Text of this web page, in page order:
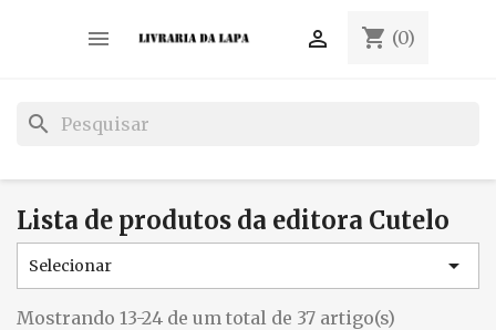
 shopping_cart (0)

search
Lista de produtos da editora Cutelo
Selecionar 
Mostrando 13-24 de um total de 37 artigo(s)